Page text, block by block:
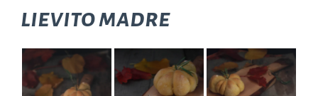
lievito madre